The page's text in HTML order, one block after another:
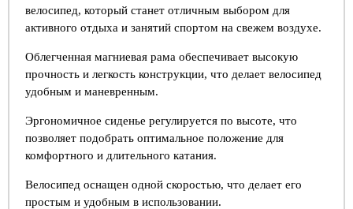
велосипед, который станет отличным выбором для
активного отдыха и занятий спортом на свежем воздухе.
Облегченная магниевая рама обеспечивает высокую
прочность и легкость конструкции, что делает велосипед
удобным и маневренным.
Эргономичное сиденье регулируется по высоте, что
позволяет подобрать оптимальное положение для
комфортного и длительного катания.
Велосипед оснащен одной скоростью, что делает его
простым и удобным в использовании.